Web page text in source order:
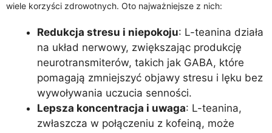
wiele korzyści zdrowotnych. Oto najważniejsze z nich:
Redukcja stresu i niepokoju: L-teanina działa
na układ nerwowy, zwiększając produkcję
neurotransmiterów, takich jak GABA, które
pomagają zmniejszyć objawy stresu i lęku bez
wywoływania uczucia senności.
Lepsza koncentracja i uwaga: L-teanina,
zwłaszcza w połączeniu z kofeiną, może